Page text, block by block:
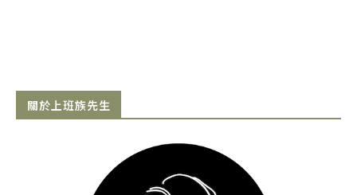
關於上班族先生